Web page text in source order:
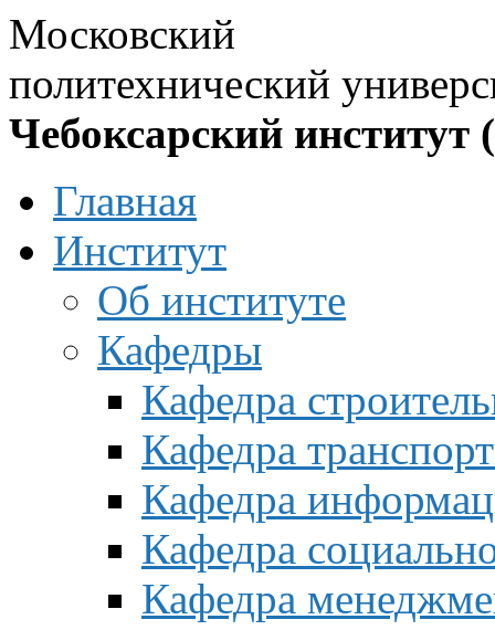
Московский
политехнический
Чебоксарский институт
Главная
Институт
Об институте
Кафедры
Кафедра
Кафедра
Кафедра
Кафедра
Кафедра